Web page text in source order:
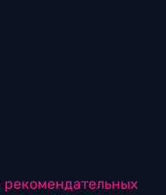
рекомендательных